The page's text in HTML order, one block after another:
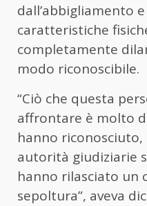
dall’abbigliamento
caratteristiche
completamente
modo riconoscibile.
“Ciò che questa
affrontare è molto
hanno
autorità giudiziarie
hanno rilasciato un
sepoltura”, aveva